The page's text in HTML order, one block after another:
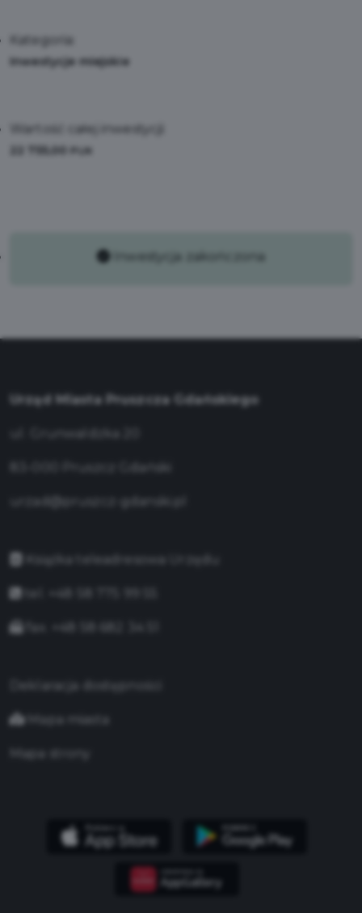
Kategoria:
Inwestycje miejskie
Wartość całej inwestycji:
22 755,00
Inwestycja zakończona
Urząd Miasta Pruszcza Gdańskiego
urzad@pruszcz-gdanski.pl
Książka teleadresowa Urzędu
Deklaracja dostępności
Mapa miasta
Mapa strony